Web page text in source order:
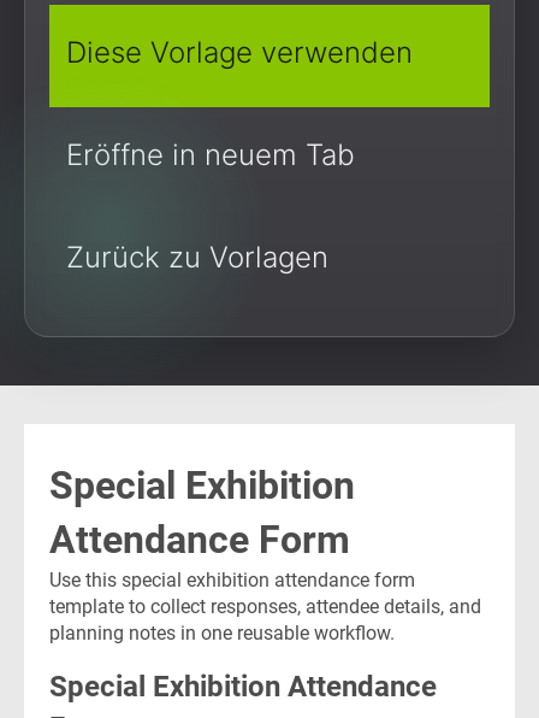
Diese Vorlage verwenden
Eröffne in neuem Tab
Zurück zu Vorlagen